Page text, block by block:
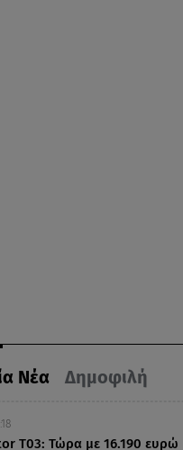
Νέα Δημοφιλή
T03: Τώρα με 16.190 ευρώ